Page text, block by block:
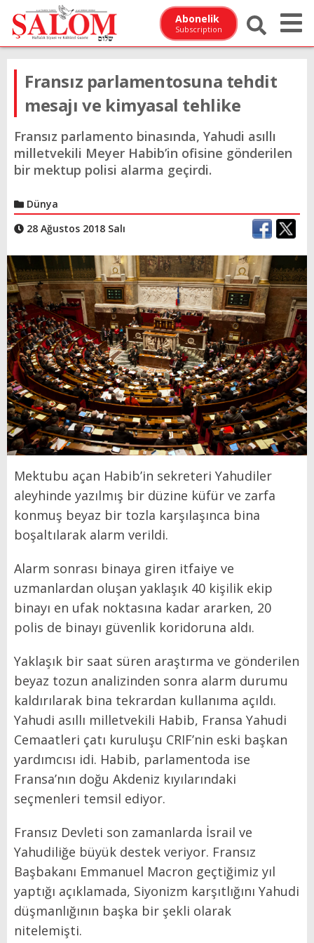
Abonelik
Subscription
Fransız parlamentosuna tehdit
mesajı ve kimyasal tehlike
Fransız parlamento binasında, Yahudi asıllı
milletvekili Meyer Habib’in ofisine gönderilen
bir mektup polisi alarma geçirdi.
Dünya
28 Ağustos 2018 Salı
Mektubu açan Habib’in sekreteri Yahudiler
aleyhinde yazılmış bir düzine küfür ve zarfa
konmuş beyaz bir tozla karşılaşınca bina
boşaltılarak alarm verildi.
Alarm sonrası binaya giren itfaiye ve
uzmanlardan oluşan yaklaşık 40 kişilik ekip
binayı en ufak noktasına kadar ararken, 20
polis de binayı güvenlik koridoruna aldı.
Yaklaşık bir saat süren araştırma ve gönderilen
beyaz tozun analizinden sonra alarm durumu
kaldırılarak bina tekrardan kullanıma açıldı.
Yahudi asıllı milletvekili Habib, Fransa Yahudi
Cemaatleri çatı kuruluşu CRIF’nin eski başkan
yardımcısı idi. Habib, parlamentoda ise
Fransa’nın doğu Akdeniz kıyılarındaki
seçmenleri temsil ediyor.
Fransız Devleti son zamanlarda İsrail ve
Yahudiliğe büyük destek veriyor. Fransız
Başbakanı Emmanuel Macron geçtiğimiz yıl
yaptığı açıklamada, Siyonizm karşıtlığını Yahudi
düşmanlığının başka bir şekli olarak
nitelemişti.